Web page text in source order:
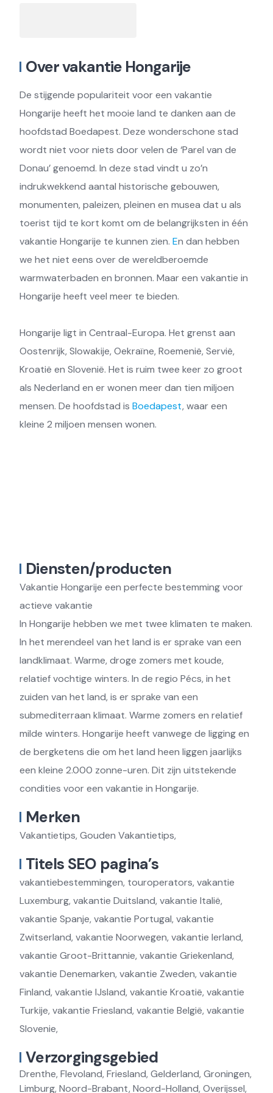
Over vakantie Hongarije
De stijgende populariteit voor een vakantie
Hongarije heeft het mooie land te danken aan de
hoofdstad Boedapest. Deze wonderschone stad
wordt niet voor niets door velen de ‘Parel van de
Donau’ genoemd. In deze stad vindt u zo’n
indrukwekkend aantal historische gebouwen,
monumenten, paleizen, pleinen en musea dat u als
toerist tijd te kort komt om de belangrijksten in één
vakantie Hongarije te kunnen zien. En dan hebben
we het niet eens over de wereldberoemde
warmwaterbaden en bronnen. Maar een vakantie in
Hongarije heeft veel meer te bieden.
Hongarije ligt in Centraal-Europa. Het grenst aan
Oostenrijk, Slowakije, Oekraïne, Roemenië, Servië,
Kroatië en Slovenië. Het is ruim twee keer zo groot
als Nederland en er wonen meer dan tien miljoen
mensen. De hoofdstad is Boedapest, waar een
kleine 2 miljoen mensen wonen.
Diensten/producten
Vakantie Hongarije een perfecte bestemming voor
actieve vakantie
In Hongarije hebben we met twee klimaten te maken.
In het merendeel van het land is er sprake van een
landklimaat. Warme, droge zomers met koude,
relatief vochtige winters. In de regio Pécs, in het
zuiden van het land, is er sprake van een
submediterraan klimaat. Warme zomers en relatief
milde winters. Hongarije heeft vanwege de ligging en
de bergketens die om het land heen liggen jaarlijks
een kleine 2.000 zonne-uren. Dit zijn uitstekende
condities voor een vakantie in Hongarije.
Merken
Vakantietips, Gouden Vakantietips,
Titels SEO pagina’s
vakantiebestemmingen, touroperators, vakantie
Luxemburg, vakantie Duitsland, vakantie Italië,
vakantie Spanje, vakantie Portugal, vakantie
Zwitserland, vakantie Noorwegen, vakantie Ierland,
vakantie Groot-Brittannie, vakantie Griekenland,
vakantie Denemarken, vakantie Zweden, vakantie
Finland, vakantie IJsland, vakantie Kroatië, vakantie
Turkije, vakantie Friesland, vakantie België, vakantie
Slovenie,
Verzorgingsgebied
Drenthe, Flevoland, Friesland, Gelderland, Groningen,
Limburg, Noord-Brabant, Noord-Holland, Overijssel,